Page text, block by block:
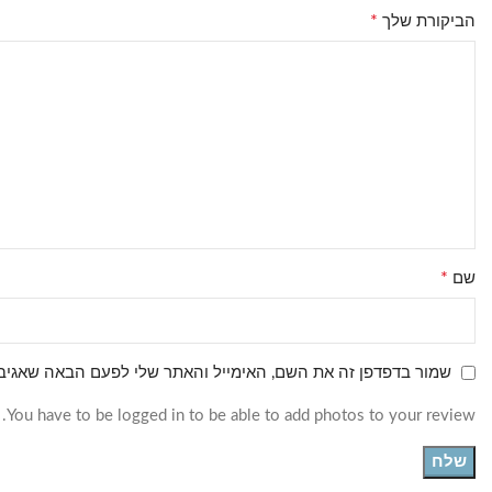
הביקורת שלך *
שם *
שמור בדפדפן זה את השם, האימייל והאתר שלי לפעם הבאה
You have to be logged in to be able to add photos to your review.